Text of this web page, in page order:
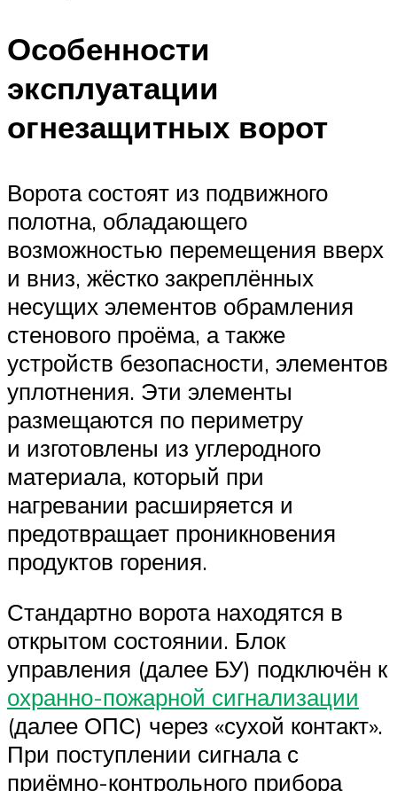
Особенности
эксплуатации
огнезащитных ворот
Ворота состоят из подвижного
полотна, обладающего
возможностью перемещения вверх
и вниз, жёстко закреплённых
несущих элементов обрамления
стенового проёма, а также
устройств безопасности, элементов
уплотнения. Эти элементы
размещаются по периметру
и изготовлены из углеродного
материала, который при
нагревании расширяется и
предотвращает проникновения
продуктов горения.
Стандартно ворота находятся в
открытом состоянии. Блок
управления (далее БУ) подключён к
охранно-пожарной сигнализации
(далее ОПС) через «сухой контакт».
При поступлении сигнала с
приёмно-контрольного прибора